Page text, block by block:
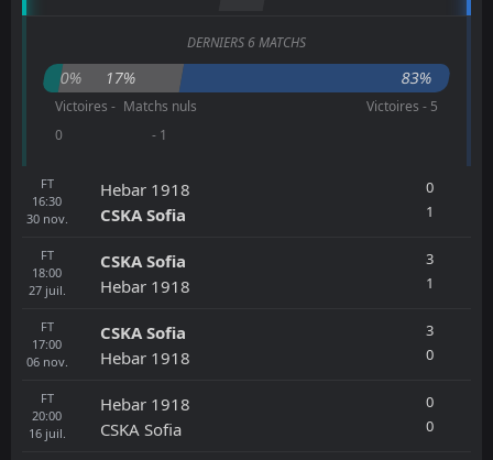
DERNIERS 6 MATCHS
0% 17% 83%
Victoires -
0
Matchs nuls
- 1
Victoires - 5
FT
16:30
30 nov.
Hebar 1918
CSKA Sofia
0
1
FT
18:00
27 juil.
CSKA Sofia
Hebar 1918
3
1
FT
17:00
06 nov.
CSKA Sofia
Hebar 1918
3
0
FT
20:00
16 juil.
Hebar 1918
CSKA Sofia
0
0